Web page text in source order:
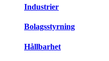
Industrier
Bolagsstyrning
Hållbarhet